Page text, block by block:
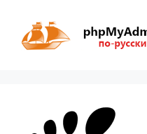
содержимому